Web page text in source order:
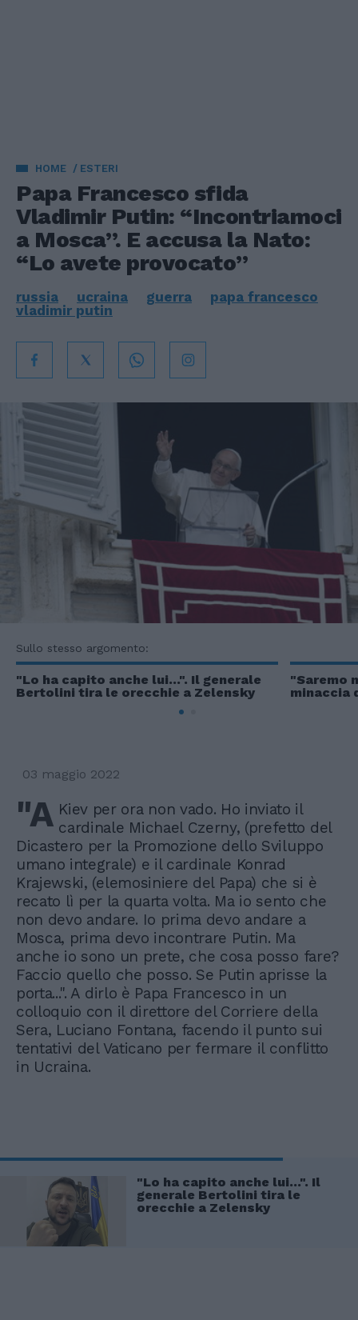
HOME ESTERI
Papa Francesco sfida
Vladimir Putin: “Incontriamoci
a Mosca”. E accusa la Nato:
“Lo avete provocato”
russia ucraina guerra
papa francesco
vladimir putin
Sullo stesso argomento:
"Lo ha capito anche lui...". Il generale
Bertolini tira le orecchie a Zelensky
"Saremo
minaccia
03 maggio 2022
"A Kiev per ora non vado. Ho inviato il
cardinale Michael Czerny, (prefetto del
Dicastero per la Promozione dello Sviluppo
umano integrale) e il cardinale Konrad
Krajewski, (elemosiniere del Papa) che si è
recato lì per la quarta volta. Ma io sento che
non devo andare. Io prima devo andare a
Mosca, prima devo incontrare Putin. Ma
anche io sono un prete, che cosa posso fare?
Faccio quello che posso. Se Putin aprisse la
porta...". A dirlo è Papa Francesco in un
colloquio con il direttore del Corriere della
Sera, Luciano Fontana, facendo il punto sui
tentativi del Vaticano per fermare il conflitto
in Ucraina.
"Lo ha capito anche lui...". Il
generale Bertolini tira le
orecchie a Zelensky